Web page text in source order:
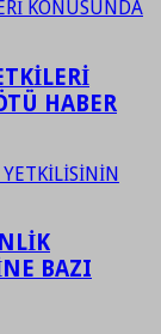
HABER
BAZI